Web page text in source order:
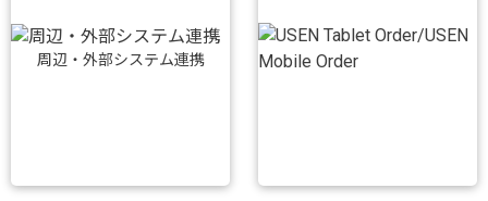
周辺・外部システム連携